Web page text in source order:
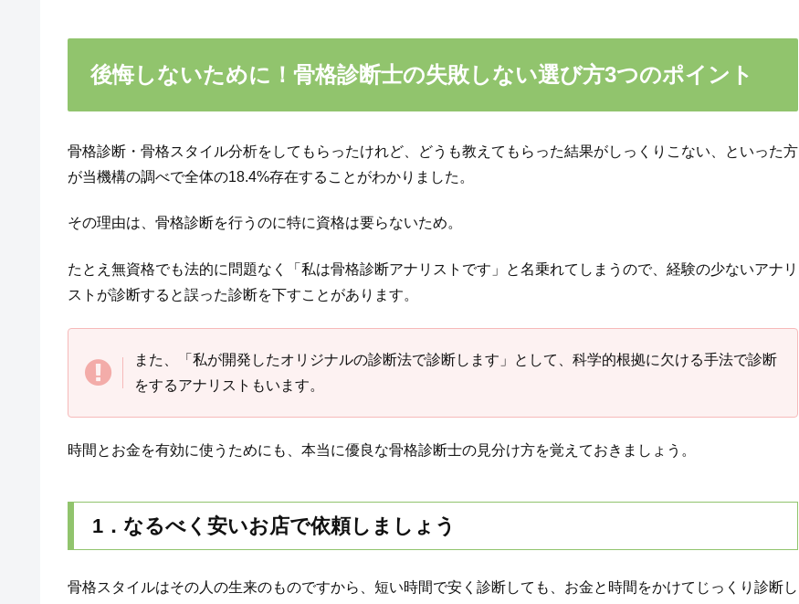
後悔しないために！骨格診断士の失敗しない選び方3つのポイント
骨格診断・骨格スタイル分析をしてもらったけれど、どうも教えてもらった結果がしっくりこない、といった方
が当機構の調べで全体の18.4%存在することがわかりました。
その理由は、骨格診断を行うのに特に資格は要らないため。
たとえ無資格でも法的に問題なく「私は骨格診断アナリストです」と名乗れてしまうので、経験の少ないアナリ
ストが診断すると誤った診断を下すことがあります。
また、「私が開発したオリジナルの診断法で診断します」として、科学的根拠に欠ける手法で診断
をするアナリストもいます。
時間とお金を有効に使うためにも、本当に優良な骨格診断士の見分け方を覚えておきましょう。
1．なるべく安いお店で依頼しましょう
骨格スタイルはその人の生来のものですから、短い時間で安く診断しても、お金と時間をかけてじっくり診断し